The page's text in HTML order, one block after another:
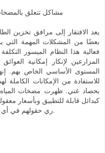
مشاكل تتعلق
يعد الافتقار إلى مرافق تخزين
بعضًا من المشكلات المهمة
فعالية هذا النظام الميسور
المزارعين لإنكار إمكانية
المستوى الأساسي الخاص بهم.
للاستفادة من الإمكانات الكاملة
بحصاد غني. ظهرت مضخات المياه
كبدائل قابلة للتطبيق وبأسعار
ري حقولهم في أي وقت من السنة بسهولة قصوى.